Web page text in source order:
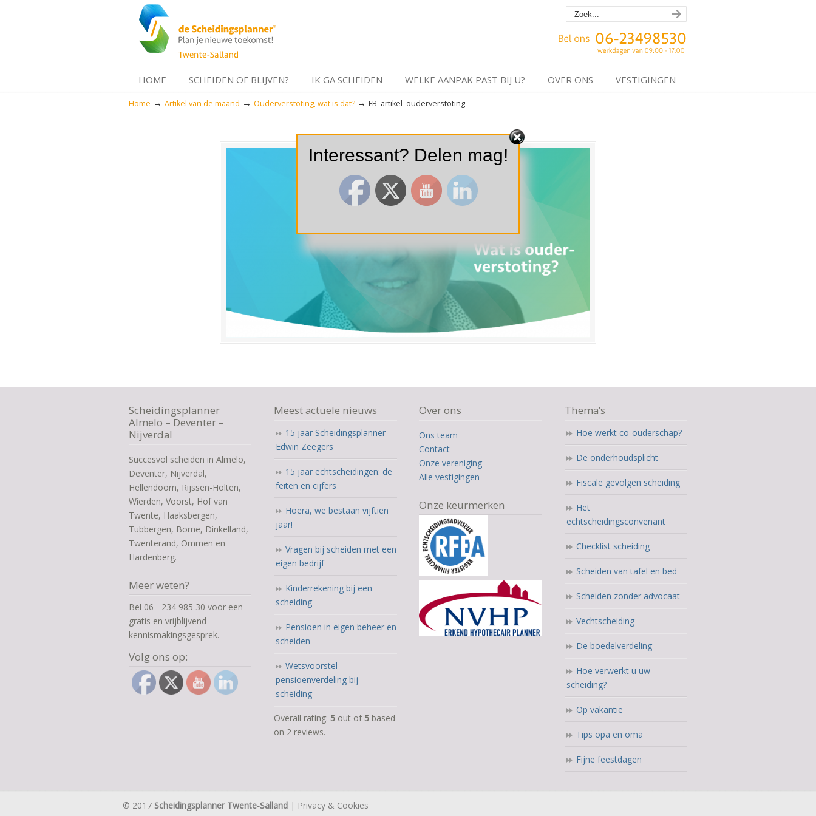
HOME SCHEIDEN OF BLIJVEN? IK GA SCHEIDEN WELKE AANPAK PAST BIJ U? OVER ONS VESTIGINGEN
Navigation
Home → Artikel van de maand → Ouderverstoting, wat is dat? → FB_artikel_ouderverstoting
Scheidingsplanner
Almelo – Deventer –
Nijverdal
Succesvol scheiden in Almelo,
Deventer, Nijverdal,
Hellendoorn, Rijssen-Holten,
Wierden, Voorst, Hof van
Twente, Haaksbergen,
Tubbergen, Borne, Dinkelland,
Twenterand, Ommen en
Hardenberg.
Meer weten?
Bel 06 - 234 985 30 voor een
gratis en vrijblijvend
kennismakingsgesprek.
Volg ons op:
Meest actuele nieuws
15 jaar Scheidingsplanner
Edwin Zeegers
15 jaar echtscheidingen: de
feiten en cijfers
Hoera, we bestaan vijftien
jaar!
Vragen bij scheiden met een
eigen bedrijf
Kinderrekening bij een
scheiding
Pensioen in eigen beheer en
scheiden
Wetsvoorstel
pensioenverdeling bij
scheiding
5,0
rating
ratings
Overall rating: 5 out of 5 based
on 2 reviews.
Over ons
Ons team
Contact
Onze vereniging
Alle vestigingen
Onze keurmerken
Thema’s
Hoe werkt co-ouderschap?
De onderhoudsplicht
Fiscale gevolgen scheiding
Het
echtscheidingsconvenant
Checklist scheiding
Scheiden van tafel en bed
Scheiden zonder advocaat
Vechtscheiding
De boedelverdeling
Hoe verwerkt u uw
scheiding?
Op vakantie
Tips opa en oma
Fijne feestdagen
© 2017 Scheidingsplanner Twente-Salland | Privacy & Cookies
Interessant? Delen mag!